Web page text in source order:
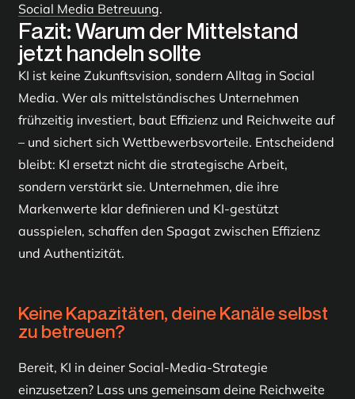
Social Media Betreuung.
Fazit: Warum der Mittelstand
jetzt handeln sollte
KI ist keine Zukunftsvision, sondern Alltag in Social
Media. Wer als mittelständisches Unternehmen
frühzeitig investiert, baut Effizienz und Reichweite auf
– und sichert sich Wettbewerbsvorteile. Entscheidend
bleibt: KI ersetzt nicht die strategische Arbeit,
sondern verstärkt sie. Unternehmen, die ihre
Markenwerte klar definieren und KI-gestützt
ausspielen, schaffen den Spagat zwischen Effizienz
und Authentizität.
Keine Kapazitäten, deine Kanäle selbst
zu betreuen?
Bereit, KI in deiner Social-Media-Strategie
einzusetzen? Lass uns gemeinsam deine Reichweite